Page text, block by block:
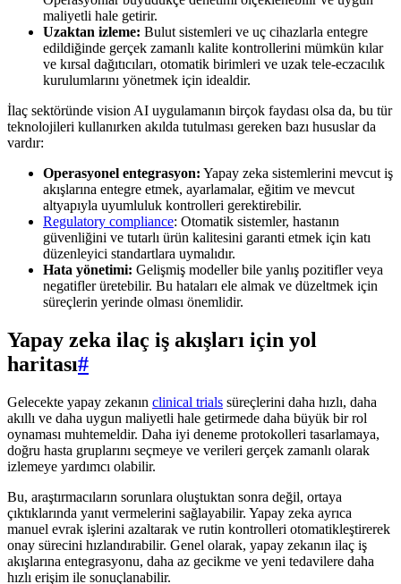
maliyetli hale getirir.
Uzaktan izleme: Bulut sistemleri ve uç cihazlarla entegre
edildiğinde gerçek zamanlı kalite kontrollerini mümkün kılar
ve kırsal dağıtıcıları, otomatik birimleri ve uzak tele-eczacılık
kurulumlarını yönetmek için idealdir.
İlaç sektöründe vision AI uygulamanın birçok faydası olsa da, bu tür
teknolojileri kullanırken akılda tutulması gereken bazı hususlar da
vardır:
Operasyonel entegrasyon: Yapay zeka sistemlerini mevcut iş
akışlarına entegre etmek, ayarlamalar, eğitim ve mevcut
altyapıyla uyumluluk kontrolleri gerektirebilir.
Regulatory compliance: Otomatik sistemler, hastanın
güvenliğini ve tutarlı ürün kalitesini garanti etmek için katı
düzenleyici standartlara uymalıdır.
Hata yönetimi: Gelişmiş modeller bile yanlış pozitifler veya
negatifler üretebilir. Bu hataları ele almak ve düzeltmek için
süreçlerin yerinde olması önemlidir.
Yapay zeka ilaç iş akışları için yol
haritası#
Gelecekte yapay zekanın clinical trials süreçlerini daha hızlı, daha
akıllı ve daha uygun maliyetli hale getirmede daha büyük bir rol
oynaması muhtemeldir. Daha iyi deneme protokolleri tasarlamaya,
doğru hasta gruplarını seçmeye ve verileri gerçek zamanlı olarak
izlemeye yardımcı olabilir.
Bu, araştırmacıların sorunlara oluştuktan sonra değil, ortaya
çıktıklarında yanıt vermelerini sağlayabilir. Yapay zeka ayrıca
manuel evrak işlerini azaltarak ve rutin kontrolleri otomatikleştirerek
onay sürecini hızlandırabilir. Genel olarak, yapay zekanın ilaç iş
akışlarına entegrasyonu, daha az gecikme ve yeni tedavilere daha
hızlı erişim ile sonuçlanabilir.